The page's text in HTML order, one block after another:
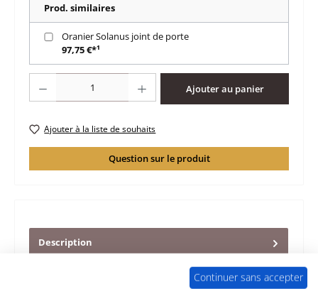
Prod. similaires
Oranier Solanus joint de porte
97,75 €*¹
Ajouter au panier
Ajouter à la liste de souhaits
Question sur le produit
Description
Oranier Solanus type 7950 Le poêle à granulés Oranier
Continuer sans accepter